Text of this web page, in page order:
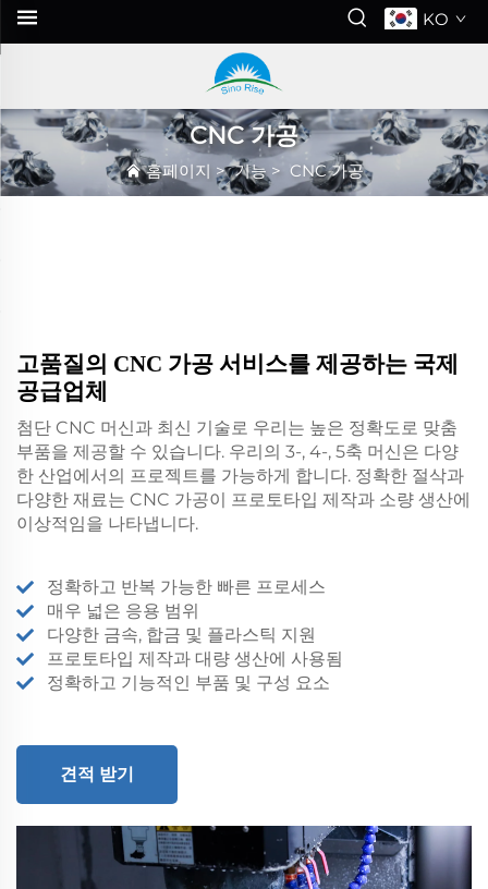
KO
CNC 가공
홈페이지 >기능> CNC 가공
고품질의 CNC 가공 서비스를 제공하는 국제
공급업체
첨단 CNC 머신과 최신 기술로 우리는 높은 정확도로 맞춤
부품을 제공할 수 있습니다. 우리의 3-, 4-, 5축 머신은 다양
한 산업에서의 프로젝트를 가능하게 합니다. 정확한 절삭과
다양한 재료는 CNC 가공이 프로토타입 제작과 소량 생산에
이상적임을 나타냅니다.
정확하고 반복 가능한 빠른 프로세스
매우 넓은 응용 범위
다양한 금속, 합금 및 플라스틱 지원
프로토타입 제작과 대량 생산에 사용됨
정확하고 기능적인 부품 및 구성 요소
견적 받기